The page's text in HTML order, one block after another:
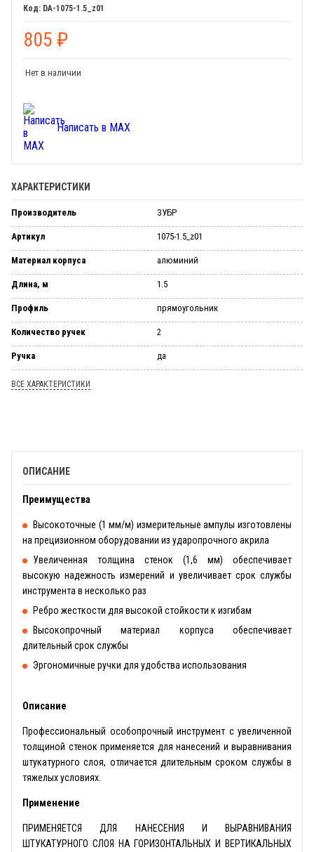
DA-1075-1.5_z01
805 ₽
Нет в наличии
Написать в MAX
ХАРАКТЕРИСТИКИ
Производитель ЗУБР
Артикул 1075-1.5_z01
Материал корпуса алюминий
Длина, м 1.5
Профиль прямоугольник
Количество ручек 2
Ручка да
ВСЕ ХАРАКТЕРИСТИКИ
ОПИСАНИЕ
Преимущества
Высокоточные (1 мм/м) измерительные ампулы изготовлены
на прецизионном оборудовании из ударопрочного акрила
Увеличенная толщина стенок (1,6 мм) обеспечивает
высокую надежность измерений и увеличивает срок службы
инструмента в несколько раз
Ребро жесткости для высокой стойкости к изгибам
Высокопрочный материал корпуса обеспечивает
длительный срок службы
Эргономичные ручки для удобства использования
Описание
Профессиональный особопрочный инструмент с увеличенной
толщиной стенок применяется для нанесений и выравнивания
штукатурного слоя, отличается длительным сроком службы в
тяжелых условиях.
Применение
ПРИМЕНЯЕТСЯ ДЛЯ НАНЕСЕНИЯ И ВЫРАВНИВАНИЯ
ШТУКАТУРНОГО СЛОЯ НА ГОРИЗОНТАЛЬНЫХ И ВЕРТИКАЛЬНЫХ